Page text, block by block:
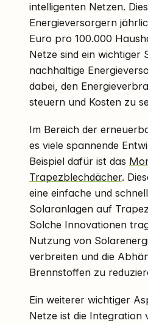
intelligenten Netzen.
Energieversorgern
Euro pro 100.000
Netze sind ein wichtiger
nachhaltige
dabei, den
steuern und Kosten zu
Im Bereich der
es viele spannende
Beispiel dafür ist das
Trapezblechdächer.
eine einfache und
Solaranlagen auf
Solche Innovationen
Nutzung von
verbreiten und die
Brennstoffen zu
Ein weiterer wichtiger
Netze ist die Integration